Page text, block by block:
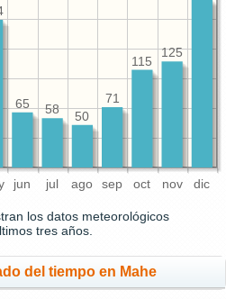
jun jul ago sep oct nov dic
125
115
71
50
58
65
los datos meteorológicos
tres años.
del tiempo en Mahe